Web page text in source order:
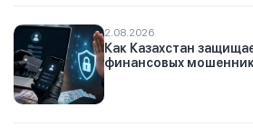
2.08.2026
Как Казахстан
финансовых